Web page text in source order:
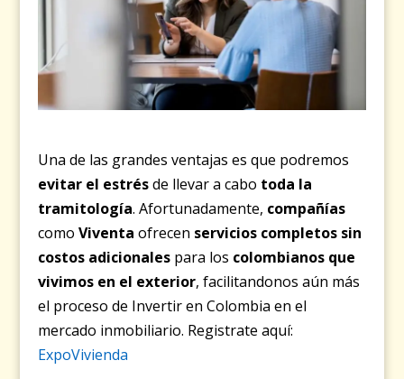
Una de las grandes ventajas es que podremos
evitar el estrésde llevar a cabo toda la
tramitología. Afortunadamente, compañías
como Viventa ofrecen servicios completos sin
costos adicionales para los colombianos que
vivimos en el exterior, facilitandonos aún más
el proceso de Invertir en Colombia en el
mercado inmobiliario. Registrate aquí:
ExpoVivienda